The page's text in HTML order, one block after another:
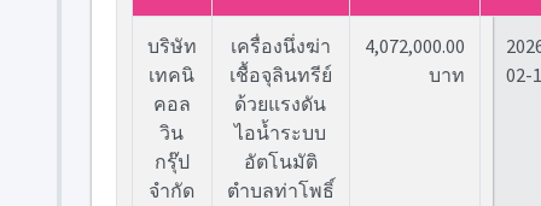
บริษัท
เทคนิ
คอล
วิน
กรุ๊ป
จำกัด
เครื่องนึ่งฆ่า
เชื้อจุลินทรีย์
ด้วยแรงดัน
ไอน้ำระบบ
อัตโนมัติ
ตำบลท่าโพธิ์
4,072,000.00
บาท
02-